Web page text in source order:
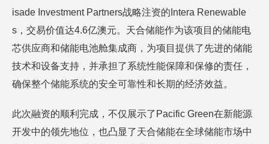
isade Investment Partners战略注资的Intera Renewable
s，交易价值达4.6亿澳元。天合储能作为该项目的储能电
芯供应商和储能电池舱集成商，为项目提供了先进的储能
技术和设备支持，并承担了系统性能保障和保修的责任，
确保整个储能系统的安全可靠性和长期的经济效益。
此次融资的顺利完成，不仅展示了Pacific Green在新能源
开发中的领先地位，也凸显了天合储能在全球储能市场中